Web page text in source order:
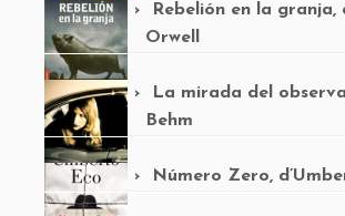
Rebelión en la granja,
Orwell
La mirada del
Behm
Número Zero,